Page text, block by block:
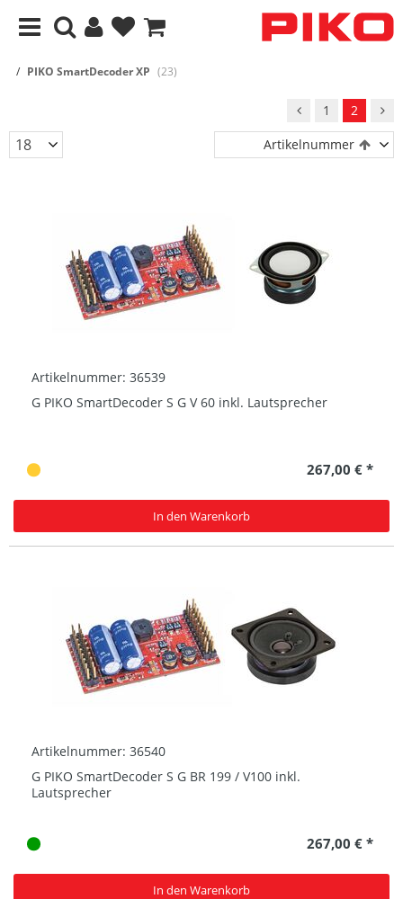
PIKO SmartDecoder XP (23)
1
2
Artikelnummer
Artikelnummer: 36539
G PIKO SmartDecoder S G V 60 inkl. Lautsprecher
267,00 € *
In den Warenkorb
Artikelnummer: 36540
G PIKO SmartDecoder S G BR 199 / V100 inkl.
Lautsprecher
267,00 € *
In den Warenkorb